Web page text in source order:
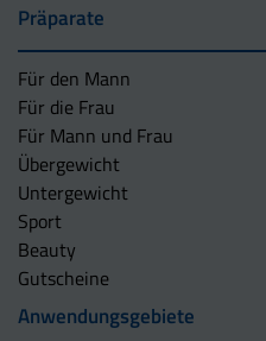
Präparate
Für den Mann
Für die Frau
Für Mann und Frau
Übergewicht
Untergewicht
Sport
Beauty
Gutscheine
Anwendungsgebiete